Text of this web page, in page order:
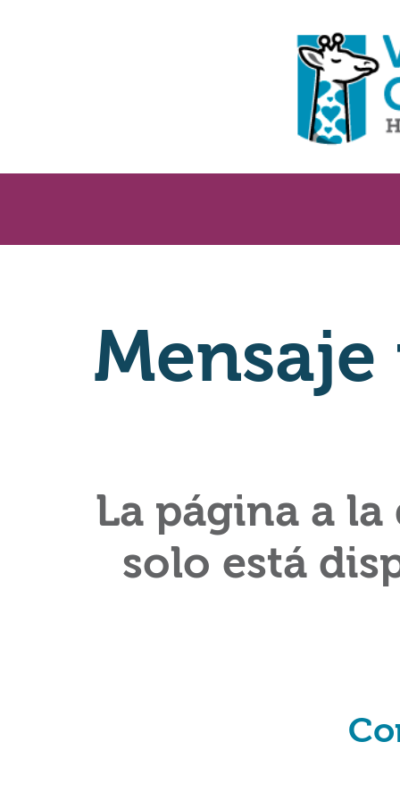
La página a la
solo está